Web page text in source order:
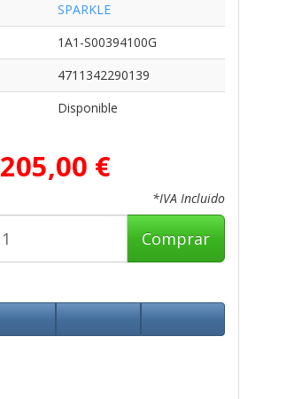
SPARKLE
1A1-S00394100G
4711342290139
Disponible
205,00 €
*IVA Incluido
Comprar